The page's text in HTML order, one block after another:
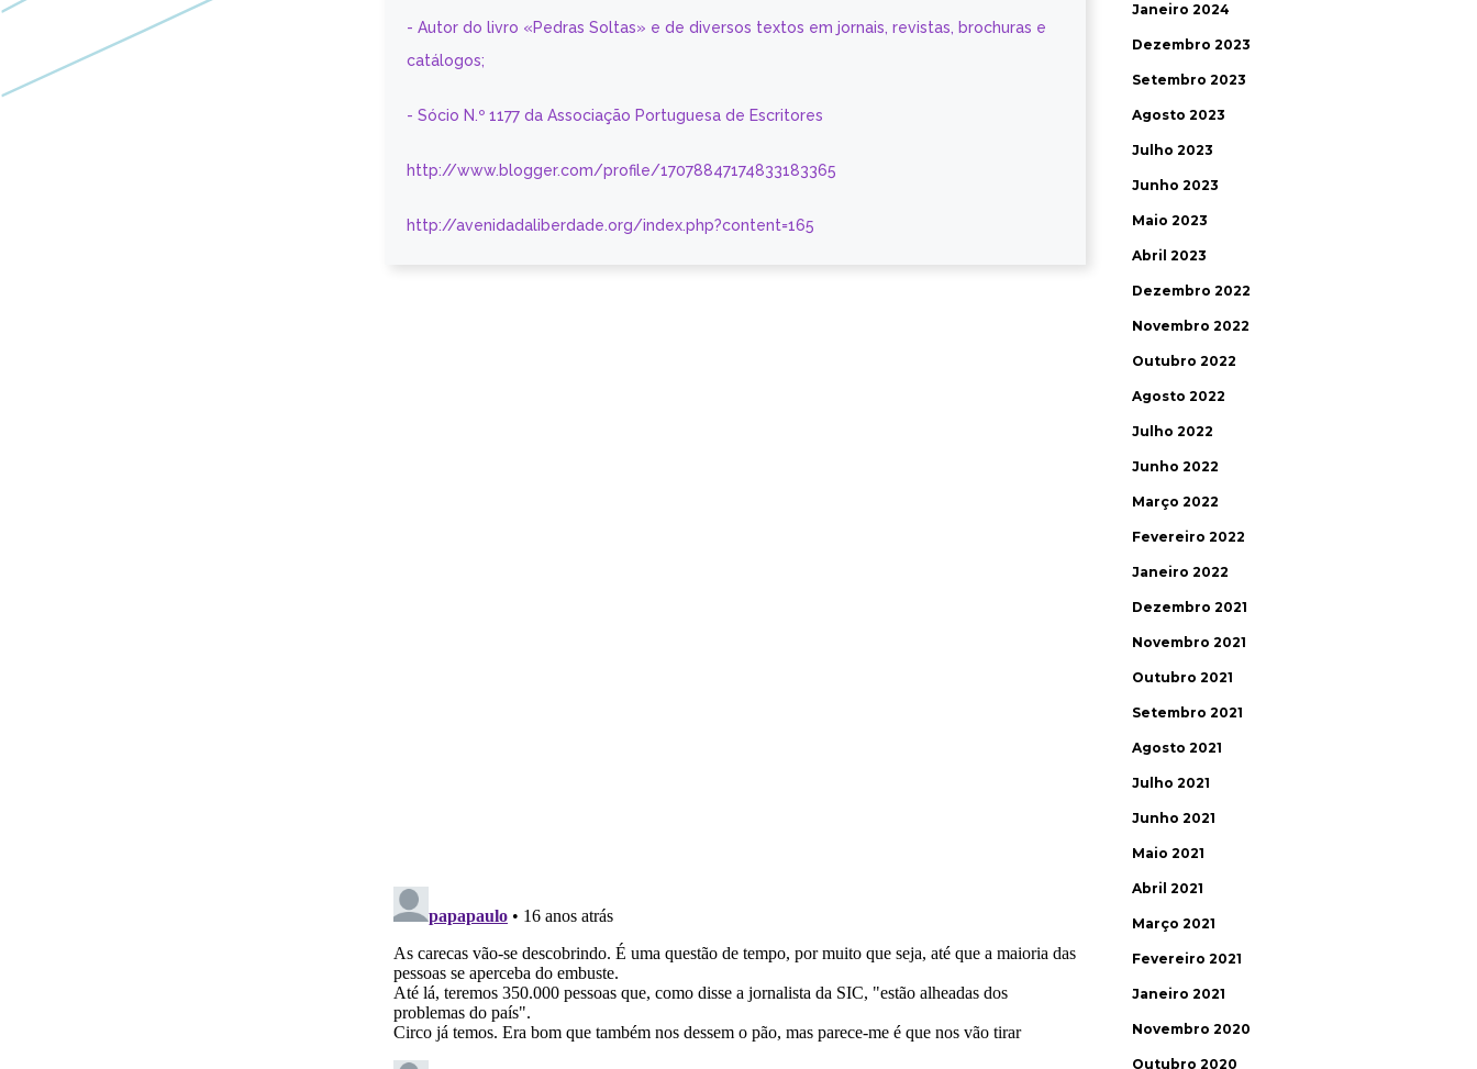
- Autor do livro «Pedras Soltas» e de diversos textos em jornais, revistas, brochuras e
catálogos;
- Sócio N.º 1177 da Associação Portuguesa de Escritores
http://www.blogger.com/profile/17078847174833183365
http://avenidadaliberdade.org/index.php?content=165
Janeiro 2024
Dezembro 2023
Setembro 2023
Agosto 2023
Julho 2023
Junho 2023
Maio 2023
Abril 2023
Dezembro 2022
Novembro 2022
Outubro 2022
Agosto 2022
Julho 2022
Junho 2022
Março 2022
Fevereiro 2022
Janeiro 2022
Dezembro 2021
Novembro 2021
Outubro 2021
Setembro 2021
Agosto 2021
Julho 2021
Junho 2021
Maio 2021
Abril 2021
Março 2021
Fevereiro 2021
Janeiro 2021
Novembro 2020
Outubro 2020